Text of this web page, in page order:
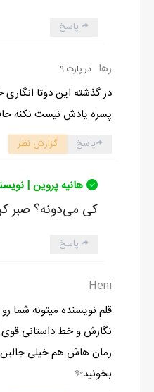
پاسخ
رها در پارت 9
در گذشته این دوتا
پسره یادش نیست نکنه
پاسخ گزارش نظر
هانیه پروین |
کی می‌دونه؟ صبر
پاسخ
Heni
قلم نویسنده میتونه شما
نگارش و خط داستانی قوی
رمان هاش هم خیلی جالبن
بخونید✨️